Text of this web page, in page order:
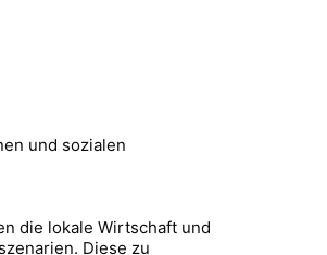
und sozialen
die lokale Wirtschaft und
Diese zu